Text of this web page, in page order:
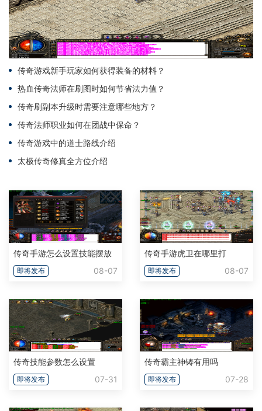
传奇游戏新手玩家如何获得装备的材料？
热血传奇法师在刷图时如何节省法力值？
传奇刷副本升级时需要注意哪些地方？
传奇法师职业如何在团战中保命？
传奇游戏中的道士路线介绍
太极传奇修真全方位介绍
传奇手游怎么设置技能摆放
即将发布 08-07
传奇手游虎卫在哪里打
即将发布 08-07
传奇技能参数怎么设置
即将发布 07-31
传奇霸主神铸有用吗
即将发布 07-28